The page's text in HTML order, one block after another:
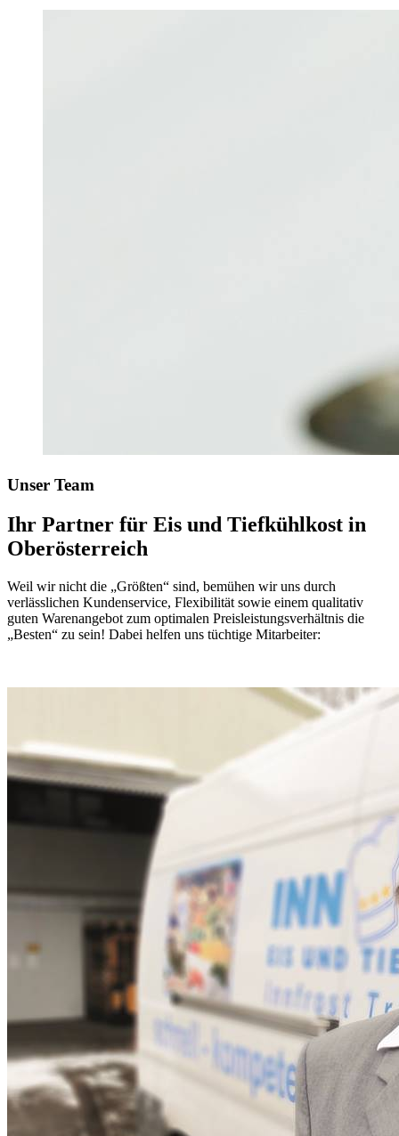
Unser Team
Ihr Partner für Eis und Tiefkühlkost in
Oberösterreich
Weil wir nicht die „Größten“ sind, bemühen wir uns durch
verlässlichen Kundenservice, Flexibilität sowie einem qualitativ
guten Warenangebot zum optimalen Preisleistungsverhältnis die
„Besten“ zu sein! Dabei helfen uns tüchtige Mitarbeiter: